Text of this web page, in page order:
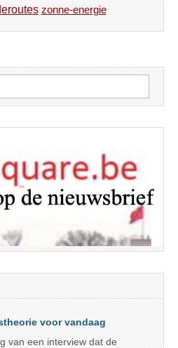
zonne-energie
voor vandaag
van een interview dat de